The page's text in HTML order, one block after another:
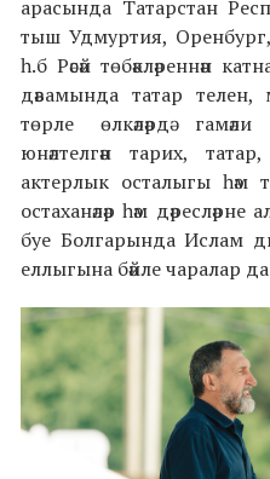
арасында Татарстан
тыш Удмуртия,
һ.б Рәсәй төбәкләреннән
дәвамында татар телен,
төрле өлкәләрдә
юнәлтелгән тарих,
актерлык осталыгы һәм
остаханәләр һәм
буе Болгарында Ислам
еллыгына бәйле чаралар да